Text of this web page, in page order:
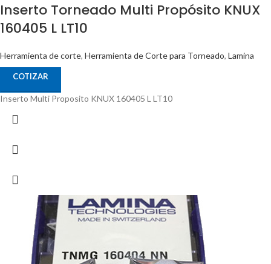
Inserto Torneado Multi Propósito KNUX
160405 L LT10
Herramienta de corte, Herramienta de Corte para Torneado, Lamina
COTIZAR
Inserto Multi Proposito KNUX 160405 L LT10